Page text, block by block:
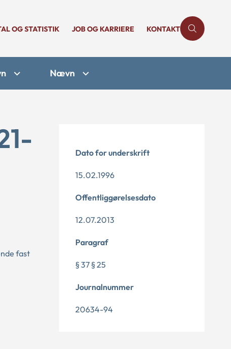
OG STATISTIK JOB OG KARRIERE KONTAKT
Nævn
fast
Dato for underskrift
15.02.1996
Offentliggørelsesdato
12.07.2013
Paragraf
§ 37 § 25
Journalnummer
20634-94